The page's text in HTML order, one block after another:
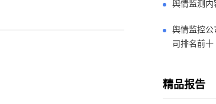
舆情监测内
舆情监控公
司排名前十
精品报告